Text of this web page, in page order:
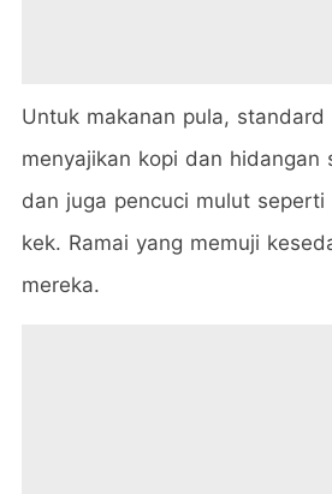
Untuk makanan pula,
menyajikan kopi dan hidangan
dan juga pencuci mulut
kek. Ramai yang memuji
mereka.